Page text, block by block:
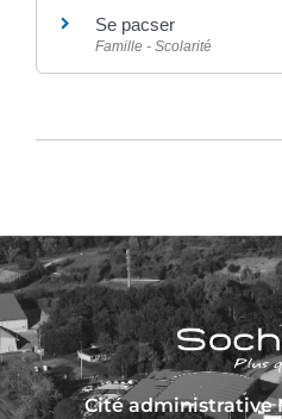
Se pacser
Famille - Scolarité
Cité administrative